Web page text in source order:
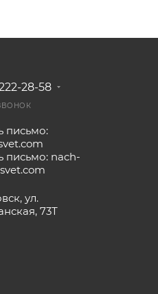
28-58
письмо:
письмо: nach-
ул.
73Т